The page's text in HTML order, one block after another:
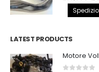
LATEST PRODUCTS